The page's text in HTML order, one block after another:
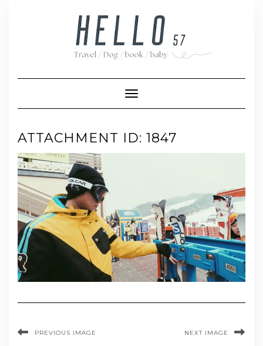
Toggle Navigation
ATTACHMENT ID: 1847
PREVIOUS IMAGE NEXT IMAGE